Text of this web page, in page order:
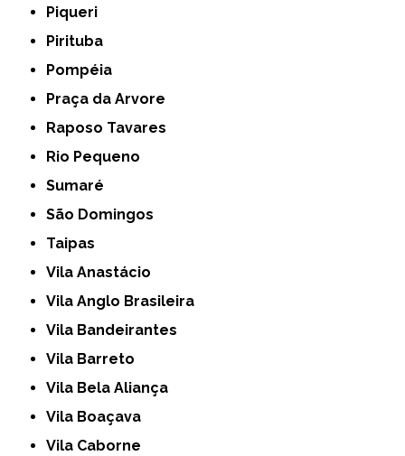
Piqueri
Pirituba
Pompéia
Praça da Arvore
Raposo Tavares
Rio Pequeno
Sumaré
São Domingos
Taipas
Vila Anastácio
Vila Anglo Brasileira
Vila Bandeirantes
Vila Barreto
Vila Bela Aliança
Vila Boaçava
Vila Caborne